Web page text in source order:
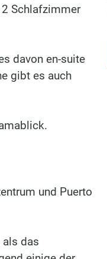
Schlafzimmer
davon en-suite
gibt es auch
und Puerto
als das